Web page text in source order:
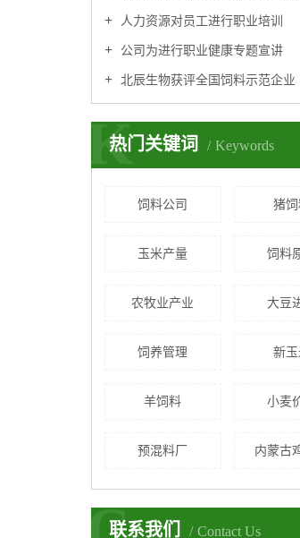
人力资源对员工进行职业培训
公司为进行职业健康专题宣讲
北辰生物获评全国饲料示范企业
热门关键词 Keywords
K
饲料公司 猪
玉米产量 饲料
农牧业产业 大豆
饲养管理 新
羊饲料 小麦
预混料厂 内蒙古
联系我们 Contact Us